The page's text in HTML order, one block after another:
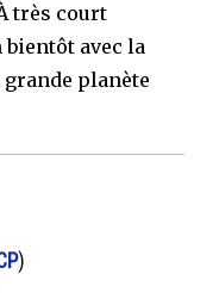
très court
avec la
planète
)